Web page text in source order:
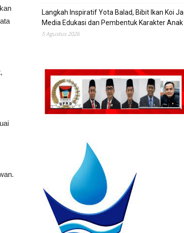
Langkah Inspiratif Yota Balad, Bibit Ikan Koi
Media Edukasi dan Pembentuk Karakter Anak
5 Agustus 2026